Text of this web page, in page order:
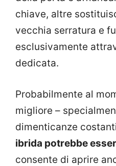
chiave, altre
vecchia serratura e
esclusivamente
dedicata.
Probabilmente al
migliore –
dimenticanze
ibrida potrebbe
consente di aprire